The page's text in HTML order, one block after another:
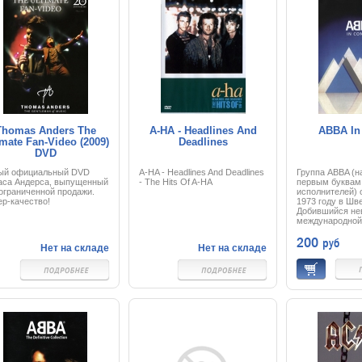
во главе с
You Nights". И
фанеры... Сам
что всю жизнь
подобный
осуществил
Anders The
Fan-Video (2009)
DVD
официальный DVD
Андерса, выпущенный
продажи.
качество!
Нет на складе
A-HA - Headlines And
Deadlines
A-HA - Headlines And Deadlines
- The Hits Of A-HA
Нет на складе
ABBA
Группа ABBA
первым
исполнителей)
1973 году в
Добившийся
обходил по
титулованные
стран-
рок-моды.
пришел не
отметить, что
группы имел
1973 году
1974 году их
заняла первое
конкурсе
через год
200 руб